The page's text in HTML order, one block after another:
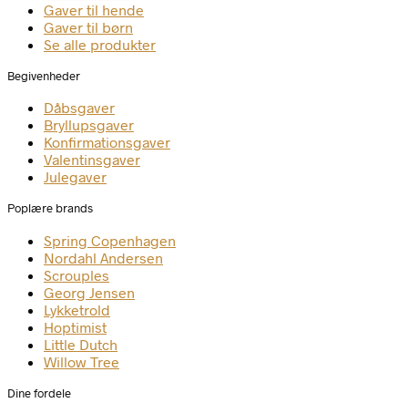
Gaver til hende
Gaver til børn
Se alle produkter
Begivenheder
Dåbsgaver
Bryllupsgaver
Konfirmationsgaver
Valentinsgaver
Julegaver
Poplære brands
Spring Copenhagen
Nordahl Andersen
Scrouples
Georg Jensen
Lykketrold
Hoptimist
Little Dutch
Willow Tree
Dine fordele